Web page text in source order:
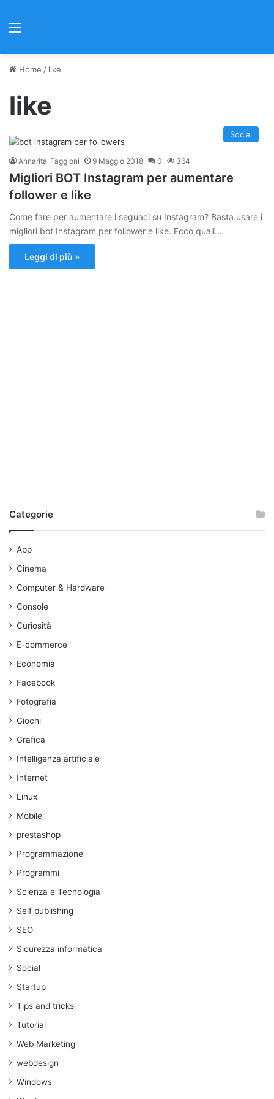
Home / like
like
Social
Annarita_Faggioni 9 Maggio 2018 0 364
Migliori BOT Instagram per aumentare
follower e like
Come fare per aumentare i seguaci su Instagram? Basta usare i
migliori bot Instagram per follower e like. Ecco quali…
Leggi di più »
Categorie
App
Cinema
Computer & Hardware
Console
Curiosità
E-commerce
Economia
Facebook
Fotografia
Giochi
Grafica
Intelligenza artificiale
Internet
Linux
Mobile
prestashop
Programmazione
Programmi
Scienza e Tecnologia
Self publishing
SEO
Sicurezza informatica
Social
Startup
Tips and tricks
Tutorial
Web Marketing
webdesign
Windows